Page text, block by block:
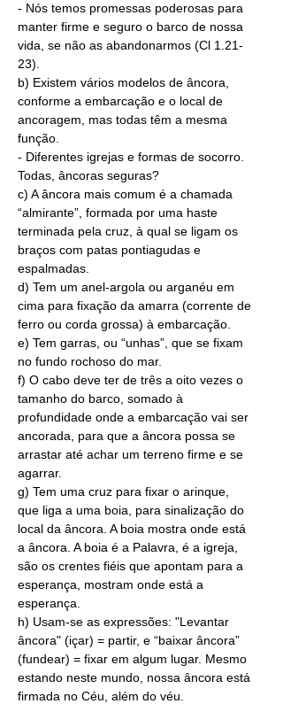
- Nós temos promessas poderosas para
manter firme e seguro o barco de nossa
vida, se não as abandonarmos (Cl 1.21-
23).
b) Existem vários modelos de âncora,
conforme a embarcação e o local de
ancoragem, mas todas têm a mesma
função.
- Diferentes igrejas e formas de socorro.
Todas, âncoras seguras?
c) A âncora mais comum é a chamada
“almirante”, formada por uma haste
terminada pela cruz, à qual se ligam os
braços com patas pontiagudas e
espalmadas.
d) Tem um anel-argola ou arganéu em
cima para fixação da amarra (corrente de
ferro ou corda grossa) à embarcação.
e) Tem garras, ou “unhas”, que se fixam
no fundo rochoso do mar.
f) O cabo deve ter de três a oito vezes o
tamanho do barco, somado à
profundidade onde a embarcação vai ser
ancorada, para que a âncora possa se
arrastar até achar um terreno firme e se
agarrar.
g) Tem uma cruz para fixar o arinque
que liga a uma boia , para sinalização do
local da âncora. A boia mostra onde está
a âncora. A boia é a Palavra, é a igreja,
são os crentes fiéis que apontam para a
esperança, mostram onde está a
esperança.
h) Usam-se as expressões: "Levantar
âncora" (içar) = partir, e “baixar âncora”
(fundear) = fixar em algum lugar. Mesmo
estando neste mundo, nossa âncora está
firmada no Céu, além do véu.